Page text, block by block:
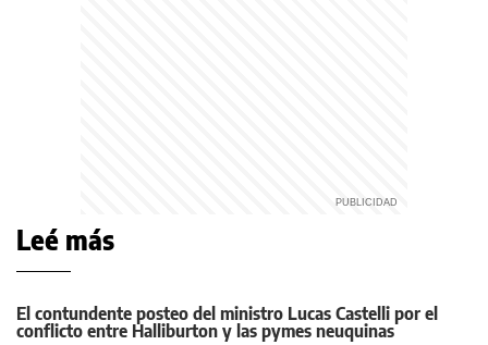
Leé más
El contundente posteo del ministro Lucas Castelli por el
conflicto entre Halliburton y las pymes neuquinas